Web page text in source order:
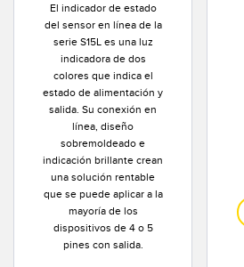
ACCESORIOS
ACCESORIOS
Convertidores
Set de Cables
SOFTWARE
Banner Measurement Sensor Software
Software de Configuración para Sensor GUI
El indicador de estado
del sensor en línea de la
serie S15L es una luz
indicadora de dos
colores que indica el
estado de alimentación y
salida. Su conexión en
línea, diseño
sobremoldeado e
indicación brillante crean
una solución rentable
que se puede aplicar a la
mayoría de los
dispositivos de 4 o 5
pines con salida.